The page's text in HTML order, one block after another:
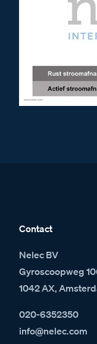
Contact
Nelec BV
Gyroscoopweg
1042 AX,
020-6352350
info@nelec.com